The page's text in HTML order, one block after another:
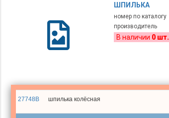
ШПИЛЬКА
номер по каталогу
производитель
В наличии 0 шт.
27748B шпилька колёсная